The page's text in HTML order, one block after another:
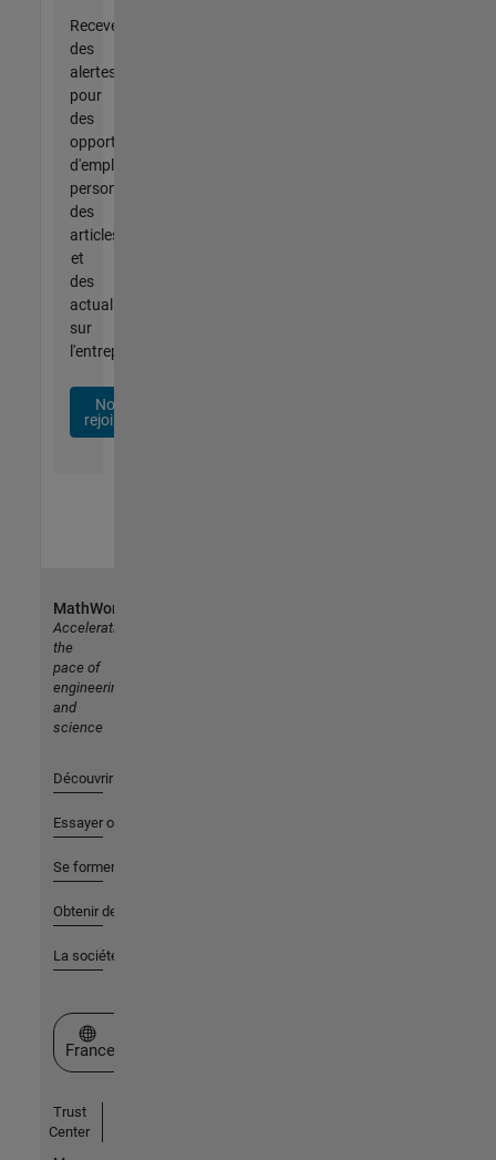
Recevez
des
alertes
pour
des
opportunités
d'emploi
personnalisées,
des
articles
et
des
actualités
sur
l'entreprise.
Nous
rejoindre
MathWorks
Accelerating
the
pace of
engineering
and
science
Découvrir les produits
Essayer ou acheter
Se former
Obtenir de l'aide
La société
Sélectionner un site web
France
Trust
Center